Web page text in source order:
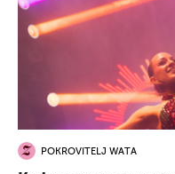
POKROVITELJ WATA